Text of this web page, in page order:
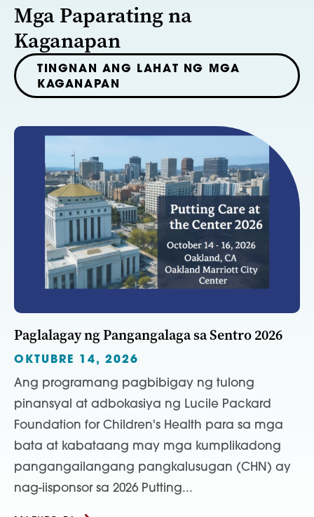
Mga Paparating na
Kaganapan
TINGNAN ANG LAHAT NG MGA
KAGANAPAN
Paglalagay ng Pangangalaga sa Sentro 2026
OKTUBRE 14, 2026
Ang programang pagbibigay ng tulong
pinansyal at adbokasiya ng Lucile Packard
Foundation for Children's Health para sa mga
bata at kabataang may mga kumplikadong
pangangailangang pangkalusugan (CHN) ay
nag-iisponsor sa 2026 Putting...